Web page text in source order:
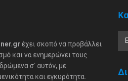
έχει σκοπό να προβάλλει
και να ενημερώνει τους
σ' αυτόν, με
και εγκυρότητα.